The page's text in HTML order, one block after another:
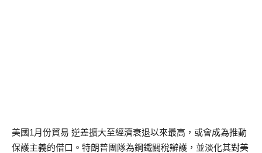
美國1月份貿易 逆差擴大至經濟衰退以來最高，或會成為推動
保護主義的借口。特朗普團隊為鋼鐵關稅辯護，並淡化其對美